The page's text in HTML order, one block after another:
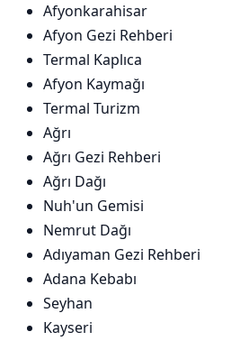
Afyonkarahisar
Afyon Gezi Rehberi
Termal Kaplıca
Afyon Kaymağı
Termal Turizm
Ağrı
Ağrı Gezi Rehberi
Ağrı Dağı
Nuh'un Gemisi
Nemrut Dağı
Adıyaman Gezi Rehberi
Adana Kebabı
Seyhan
Kayseri